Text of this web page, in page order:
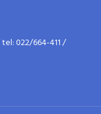
tel: 022/664-411 /